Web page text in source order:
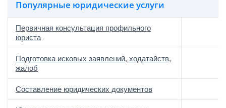
Популярные юридические услуги
Первичная консультация профильного
юриста
Подготовка исковых заявлений, ходатайств,
жалоб
Составление юридических документов